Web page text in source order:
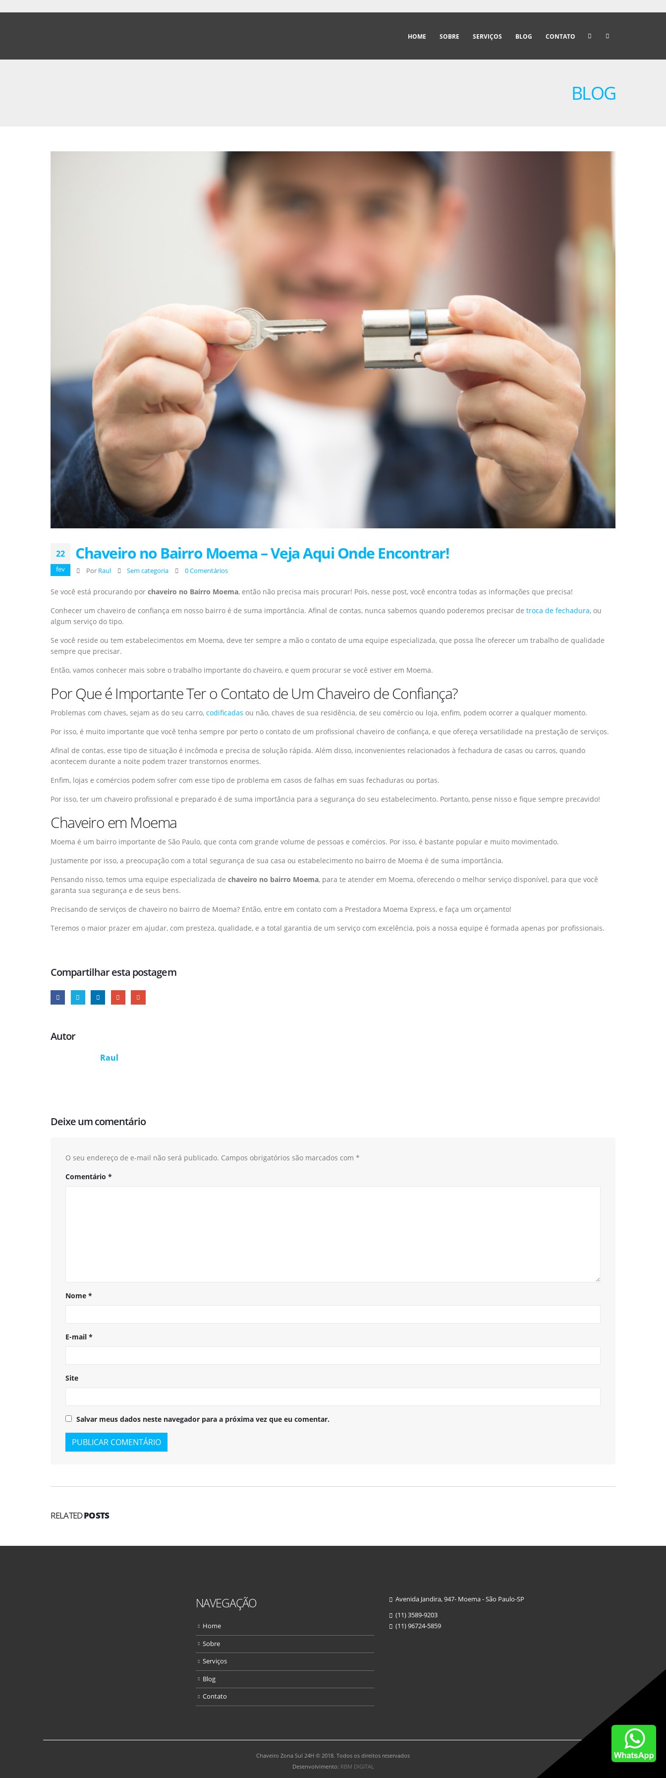
HOME SOBRE SERVIÇOS BLOG CONTATO
BLOG
22
fev
Chaveiro no Bairro Moema – Veja Aqui Onde Encontrar!
Por Raul Sem categoria 0 Comentários
Se você está procurando por chaveiro no Bairro Moema, então não precisa mais procurar! Pois, nesse post, você encontra todas as informações que precisa!
Conhecer um chaveiro de confiança em nosso bairro é de suma importância. Afinal de contas, nunca sabemos quando poderemos precisar de troca de fechadura, ou
algum serviço do tipo.
Se você reside ou tem estabelecimentos em Moema, deve ter sempre a mão o contato de uma equipe especializada, que possa lhe oferecer um trabalho de qualidade
sempre que precisar.
Então, vamos conhecer mais sobre o trabalho importante do chaveiro, e quem procurar se você estiver em Moema.
Por Que é Importante Ter o Contato de Um Chaveiro de Confiança?
Problemas com chaves, sejam as do seu carro, codificadas ou não, chaves de sua residência, de seu comércio ou loja, enfim, podem ocorrer a qualquer momento.
Por isso, é muito importante que você tenha sempre por perto o contato de um profissional chaveiro de confiança, e que ofereça versatilidade na prestação de serviços.
Afinal de contas, esse tipo de situação é incômoda e precisa de solução rápida. Além disso, inconvenientes relacionados à fechadura de casas ou carros, quando
acontecem durante a noite podem trazer transtornos enormes.
Enfim, lojas e comércios podem sofrer com esse tipo de problema em casos de falhas em suas fechaduras ou portas.
Por isso, ter um chaveiro profissional e preparado é de suma importância para a segurança do seu estabelecimento. Portanto, pense nisso e fique sempre precavido!
Chaveiro em Moema
Moema é um bairro importante de São Paulo, que conta com grande volume de pessoas e comércios. Por isso, é bastante popular e muito movimentado.
Justamente por isso, a preocupação com a total segurança de sua casa ou estabelecimento no bairro de Moema é de suma importância.
Pensando nisso, temos uma equipe especializada de chaveiro no bairro Moema, para te atender em Moema, oferecendo o melhor serviço disponível, para que você
garanta sua segurança e de seus bens.
Precisando de serviços de chaveiro no bairro de Moema? Então, entre em contato com a Prestadora Moema Express, e faça um orçamento!
Teremos o maior prazer em ajudar, com presteza, qualidade, e a total garantia de um serviço com excelência, pois a nossa equipe é formada apenas por profissionais.
Compartilhar esta postagem
Autor
Raul
Deixe um comentário
O seu endereço de e-mail não será publicado. Campos obrigatórios são marcados com *
Comentário *
Nome *
E-mail *
Site
Salvar meus dados neste navegador para a próxima vez que eu comentar.
RELATEDPOSTS
NAVEGAÇÃO
Home
Sobre
Serviços
Blog
Contato
Avenida Jandira, 947- Moema - São Paulo-SP
(11) 3589-9203
(11) 96724-5859
Chaveiro Zona Sul 24H © 2018. Todos os direitos reservados
Desenvolvimento: RBM DIGITAL